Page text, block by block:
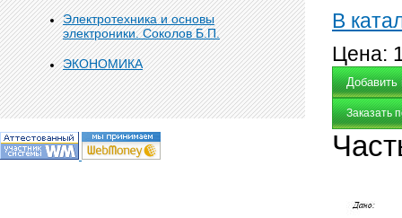
Электротехника и основы
электроники. Соколов Б.П.
ЭКОНОМИКА
В
Цена:
Заказать